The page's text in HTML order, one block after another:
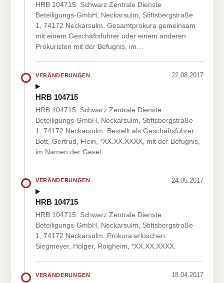
HRB 104715: Schwarz Zentrale Dienste
Beteiligungs-GmbH, Neckarsulm, Stiftsbergstraße
1, 74172 Neckarsulm. Gesamtprokura gemeinsam
mit einem Geschäftsführer oder einem anderen
Prokuristen mit der Befugnis, im…
VERÄNDERUNGEN 22.08.2017
HRB 104715
HRB 104715: Schwarz Zentrale Dienste
Beteiligungs-GmbH, Neckarsulm, Stiftsbergstraße
1, 74172 Neckarsulm. Bestellt als Geschäftsführer:
Bott, Gertrud, Flein, *XX.XX.XXXX, mit der Befugnis,
im Namen der Gesel…
VERÄNDERUNGEN 24.05.2017
HRB 104715
HRB 104715: Schwarz Zentrale Dienste
Beteiligungs-GmbH, Neckarsulm, Stiftsbergstraße
1, 74172 Neckarsulm. Prokura erloschen:
Siegmeyer, Holger, Roigheim, *XX.XX.XXXX.
VERÄNDERUNGEN 18.04.2017